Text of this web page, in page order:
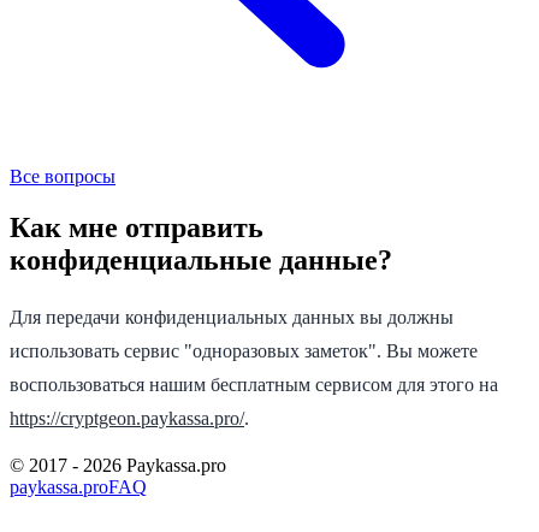
Все вопросы
Как мне отправить
конфиденциальные данные?
Для передачи конфиденциальных данных вы должны
использовать сервис "одноразовых заметок". Вы можете
воспользоваться нашим бесплатным сервисом для этого на
https://cryptgeon.paykassa.pro/.
© 2017 - 2026 Paykassa.pro
paykassa.proFAQ